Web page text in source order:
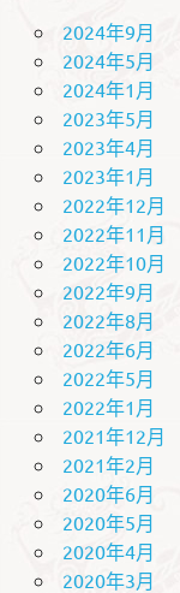
2024年9月
2024年5月
2024年1月
2023年5月
2023年4月
2023年1月
2022年12月
2022年11月
2022年10月
2022年9月
2022年8月
2022年6月
2022年5月
2022年1月
2021年12月
2021年2月
2020年6月
2020年5月
2020年4月
2020年3月